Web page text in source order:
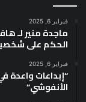
فبراير 6, 2025
ماجدة منير لـ
الحكم على
فبراير 6, 2025
“إبداعات
الأنفوشي”